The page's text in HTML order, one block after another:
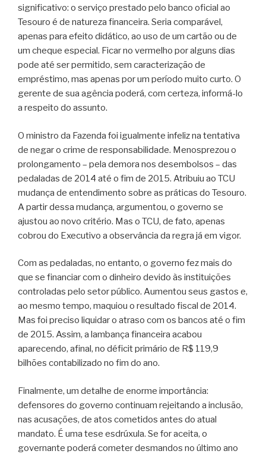
significativo: o serviço prestado pelo banco oficial ao
Tesouro é de natureza financeira. Seria comparável,
apenas para efeito didático, ao uso de um cartão ou de
um cheque especial. Ficar no vermelho por alguns dias
pode até ser permitido, sem caracterização de
empréstimo, mas apenas por um período muito curto. O
gerente de sua agência poderá, com certeza, informá-lo
a respeito do assunto.
O ministro da Fazenda foi igualmente infeliz na tentativa
de negar o crime de responsabilidade. Menosprezou o
prolongamento – pela demora nos desembolsos – das
pedaladas de 2014 até o fim de 2015. Atribuiu ao TCU
mudança de entendimento sobre as práticas do Tesouro.
A partir dessa mudança, argumentou, o governo se
ajustou ao novo critério. Mas o TCU, de fato, apenas
cobrou do Executivo a observância da regra já em vigor.
Com as pedaladas, no entanto, o governo fez mais do
que se financiar com o dinheiro devido às instituições
controladas pelo setor público. Aumentou seus gastos e,
ao mesmo tempo, maquiou o resultado fiscal de 2014.
Mas foi preciso liquidar o atraso com os bancos até o fim
de 2015. Assim, a lambança financeira acabou
aparecendo, afinal, no déficit primário de R$ 119,9
bilhões contabilizado no fim do ano.
Finalmente, um detalhe de enorme importância:
defensores do governo continuam rejeitando a inclusão,
nas acusações, de atos cometidos antes do atual
mandato. É uma tese esdrúxula. Se for aceita, o
governante poderá cometer desmandos no último ano